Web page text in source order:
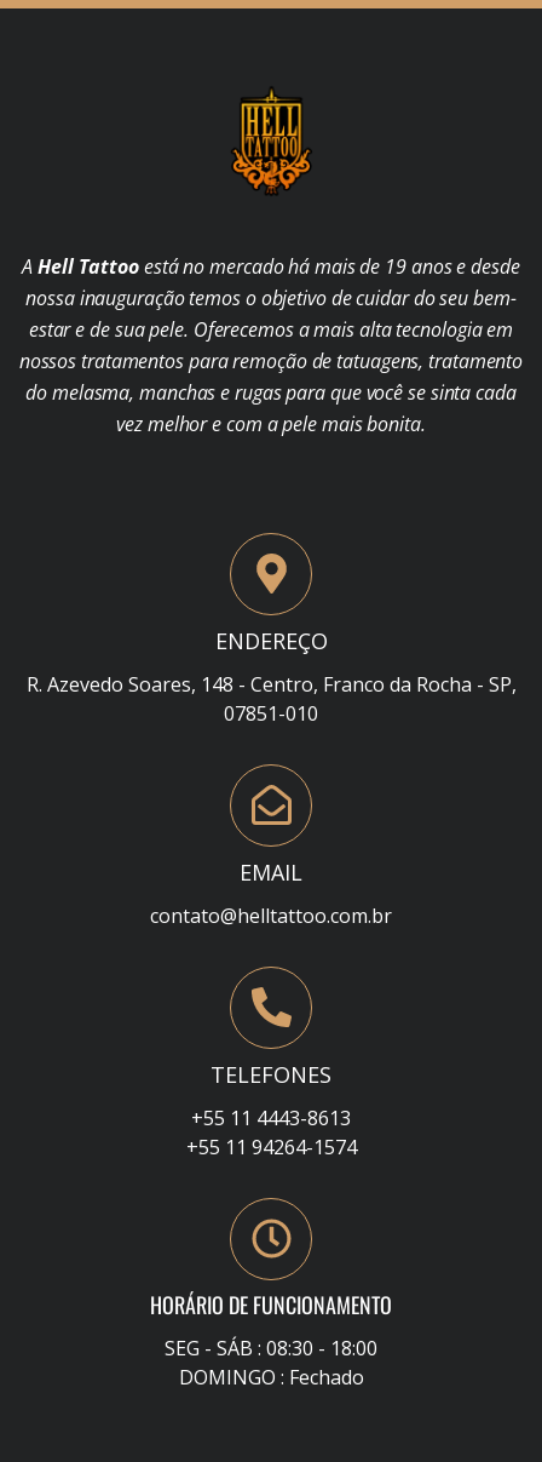
AHell Tattooestá no mercado há mais de 19 anos e desde
nossa inauguração temos o objetivo de cuidar do seu bem-
estar e de sua pele. Oferecemos a mais alta tecnologia em
nossos tratamentos para remoção de tatuagens, tratamento
do melasma, manchas e rugas para que você se sinta cada
vez melhor e com a pele mais bonita.
ENDEREÇO
R. Azevedo Soares, 148 - Centro, Franco da Rocha - SP,
07851-010
EMAIL
contato@helltattoo.com.br
TELEFONES
+55 11 4443-8613
+55 11 94264-1574
HORÁRIO DE FUNCIONAMENTO
SEG - SÁB : 08:30 - 18:00
DOMINGO : Fechado